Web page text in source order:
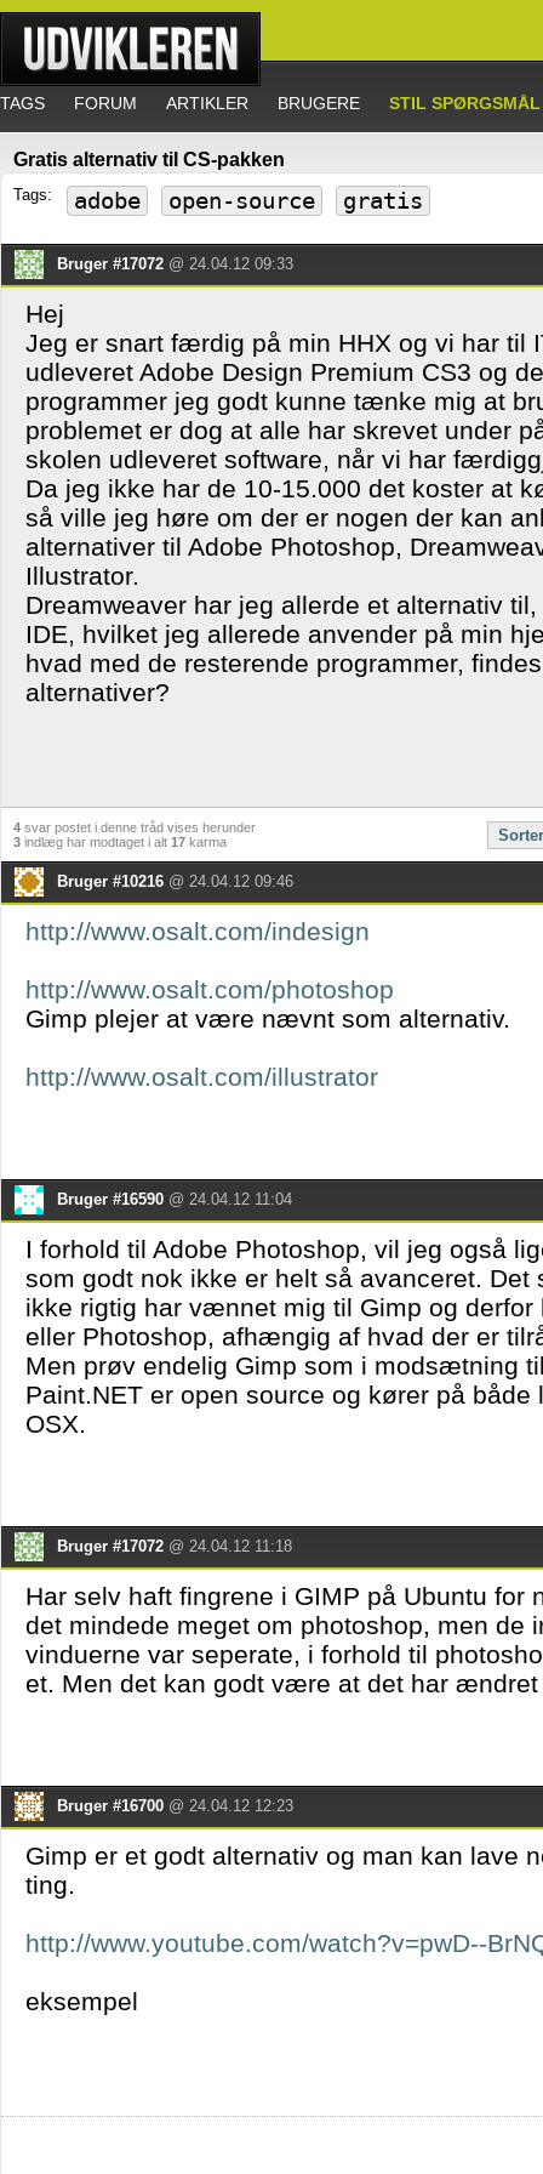
TAGS FORUM ARTIKLER BRUGERE STIL SPØRGSMÅL
Gratis alternativ til CS-pakken
Tags: adobe open-source gratis
Bruger #17072 @ 24.04.12 09:33
Hej
Jeg er snart færdig på min HHX og vi har til
udleveret Adobe Design Premium CS3 og
programmer jeg godt kunne tænke mig at
problemet er dog at alle har skrevet under
skolen udleveret software, når vi har
Da jeg ikke har de 10-15.000 det koster at
så ville jeg høre om der er nogen der kan
alternativer til Adobe Photoshop,
Illustrator.
Dreamweaver har jeg allerde et alternativ
IDE, hvilket jeg allerede anvender på min
hvad med de resterende programmer,
alternativer?
4 svar postet i denne tråd vises herunder
3 indlæg har modtaget i alt 17 karma
Bruger #10216 @ 24.04.12 09:46
http://www.osalt.com/indesign
http://www.osalt.com/photoshop
Gimp plejer at være nævnt som alternativ.
http://www.osalt.com/illustrator
Bruger #16590 @ 24.04.12 11:04
I forhold til Adobe Photoshop, vil jeg også
som godt nok ikke er helt så avanceret. Det
ikke rigtig har vænnet mig til Gimp og derfor
eller Photoshop, afhængig af hvad der er
Men prøv endelig Gimp som i modsætning
Paint.NET er open source og kører på både
OSX.
Bruger #17072 @ 24.04.12 11:18
Har selv haft fingrene i GIMP på Ubuntu for
det mindede meget om photoshop, men de
vinduerne var seperate, i forhold til
et. Men det kan godt være at det har ændret
Bruger #16700 @ 24.04.12 12:23
Gimp er et godt alternativ og man kan lave
ting.
http://www.youtube.com/watch?v=pwD--
eksempel